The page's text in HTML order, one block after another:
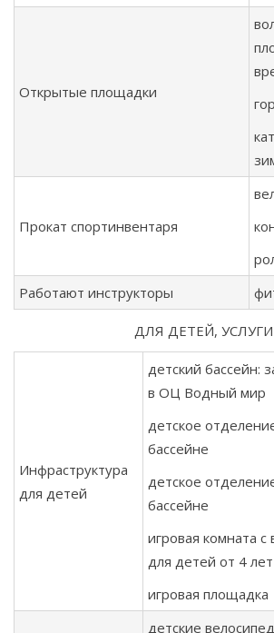
Открытые площадки
Прокат спортинвентаря
Работают инструкторы
ДЛЯ ДЕТЕЙ, УСЛУГИ
Инфраструктура
для детей
детский бассейн:
в ОЦ Водный мир
детское
бассейне
детское
бассейне
игровая комната с
для детей от 4 лет
игровая площадка
детские